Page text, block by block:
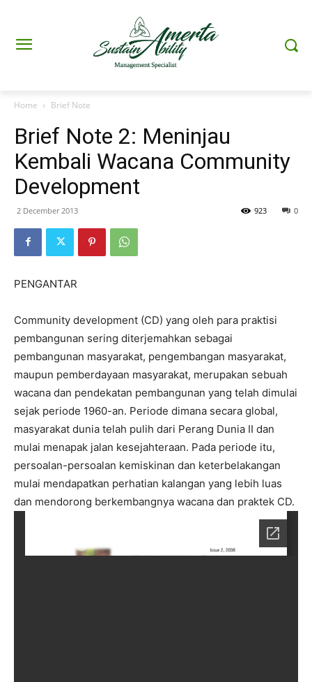
Home Brief Note
Brief Note 2: Meninjau
Kembali Wacana Community
Development
2 December 2013 0
923
PENGANTAR
Community development (CD) yang oleh para praktisi
pembangunan sering diterjemahkan sebagai
pembangunan masyarakat, pengembangan masyarakat,
maupun pemberdayaan masyarakat, merupakan sebuah
wacana dan pendekatan pembangunan yang telah dimulai
sejak periode 1960-an. Periode dimana secara global,
masyarakat dunia telah pulih dari Perang Dunia II dan
mulai menapak jalan kesejahteraan. Pada periode itu,
persoalan-persoalan kemiskinan dan keterbelakangan
mulai mendapatkan perhatian kalangan yang lebih luas
dan mendorong berkembangnya wacana dan praktek CD.